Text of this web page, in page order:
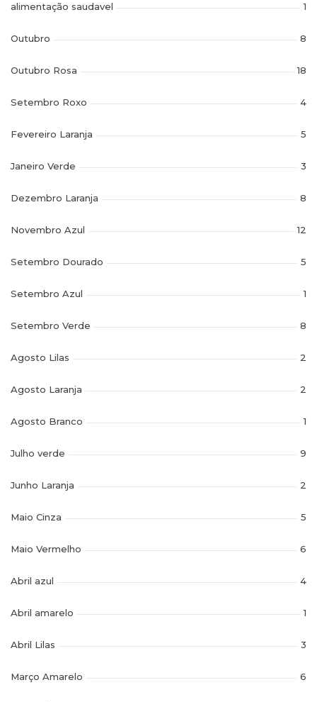
alimentação saudavel 1
Outubro 8
Outubro Rosa 18
Setembro Roxo 4
Fevereiro Laranja 5
Janeiro Verde 3
Dezembro Laranja 8
Novembro Azul 12
Setembro Dourado 5
Setembro Azul 1
Setembro Verde 8
Agosto Lilas 2
Agosto Laranja 2
Agosto Branco 1
Julho verde 9
Junho Laranja 2
Maio Cinza 5
Maio Vermelho 6
Abril azul 4
Abril amarelo 1
Abril Lilas 3
Março Amarelo 6